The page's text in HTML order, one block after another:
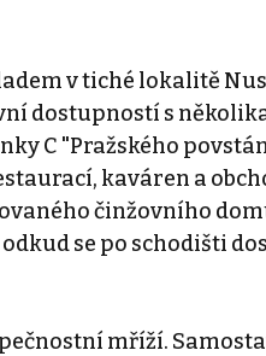
v tiché lokalitě
dostupností s
C "Pražského
kaváren a
činžovního
se po schodišti
mříží.